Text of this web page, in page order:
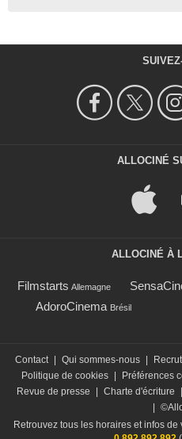
ALLOCINÉ
ALLOCINÉ À
Filmstarts Allemagne
AdoroCinema Brésil
Contact Qui sommes-nous
Politique de cookies
Préférences
Revue de presse
Charte d'écriture
Retrouvez tous les horaires et infos